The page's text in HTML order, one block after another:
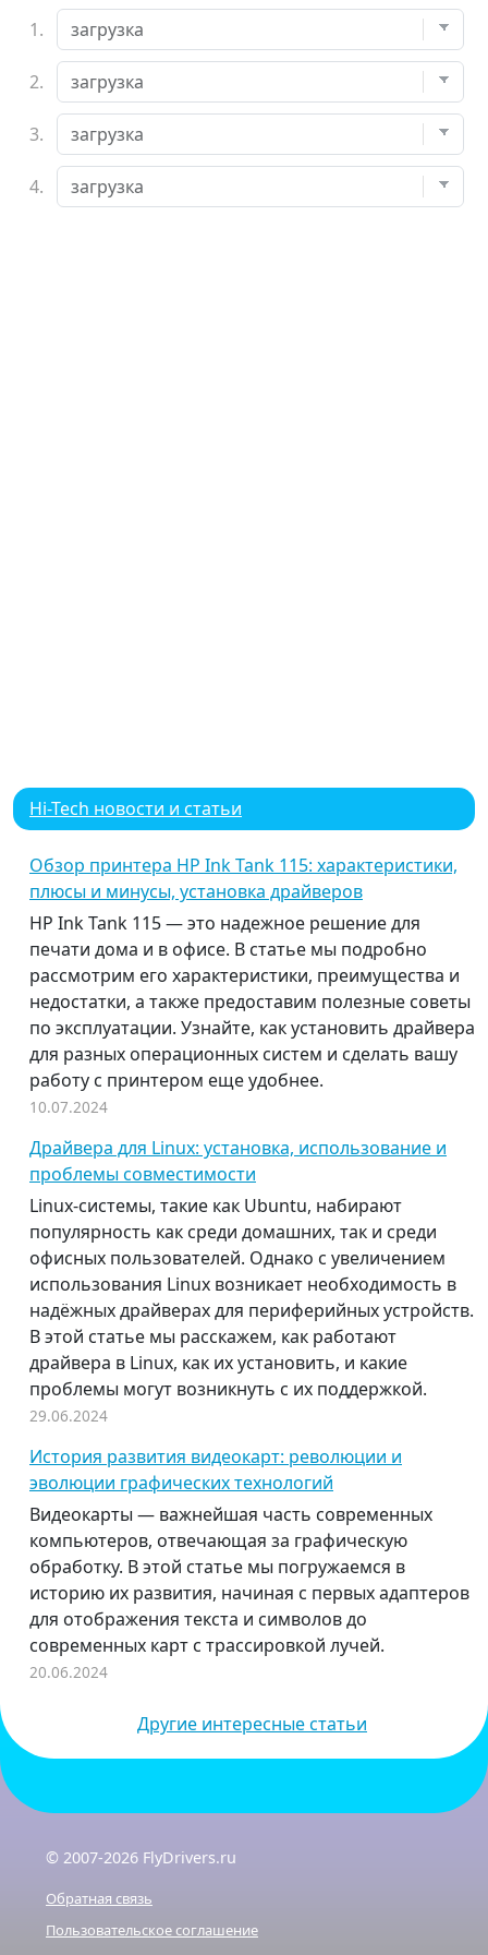
1.
2.
3.
4.
Hi-Tech новости и статьи
Обзор принтера HP Ink Tank 115: характеристики,
плюсы и минусы, установка драйверов
HP Ink Tank 115 — это надежное решение для
печати дома и в офисе. В статье мы подробно
рассмотрим его характеристики, преимущества и
недостатки, а также предоставим полезные советы
по эксплуатации. Узнайте, как установить драйвера
для разных операционных систем и сделать вашу
работу с принтером еще удобнее.
10.07.2024
Драйвера для Linux: установка, использование и
проблемы совместимости
Linux-системы, такие как Ubuntu, набирают
популярность как среди домашних, так и среди
офисных пользователей. Однако с увеличением
использования Linux возникает необходимость в
надёжных драйверах для периферийных устройств.
В этой статье мы расскажем, как работают
драйвера в Linux, как их установить, и какие
проблемы могут возникнуть с их поддержкой.
29.06.2024
История развития видеокарт: революции и
эволюции графических технологий
Видеокарты — важнейшая часть современных
компьютеров, отвечающая за графическую
обработку. В этой статье мы погружаемся в
историю их развития, начиная с первых адаптеров
для отображения текста и символов до
современных карт с трассировкой лучей.
20.06.2024
Другие интересные статьи
© 2007-2026 FlyDrivers.ru
Обратная связь
Пользовательское соглашение